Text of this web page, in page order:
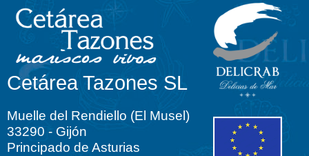
Cetárea Tazones SL
Muelle del Rendiello (El Musel)
33290 - Gijón
Principado de Asturias